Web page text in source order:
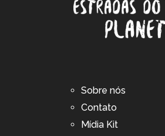
Sobre nós
Contato
Mídia Kit